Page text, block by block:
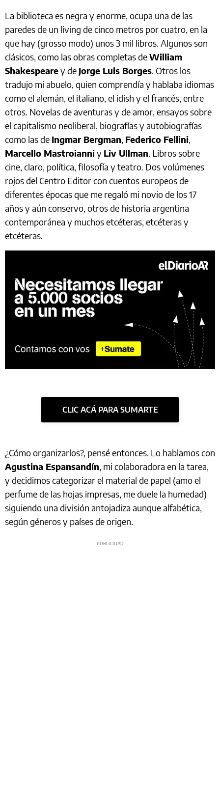
La biblioteca es negra y enorme, ocupa una de las
paredes de un living de cinco metros por cuatro, en la
que hay (grosso modo) unos 3 mil libros. Algunos son
clásicos, como las obras completas deWilliam
Shakespearey de Jorge Luis Borges. Otros los
tradujo mi abuelo, quien comprendía y hablaba idiomas
como el alemán, el italiano, el idish y el francés, entre
otros. Novelas de aventuras y de amor, ensayos sobre
el capitalismo neoliberal, biografías y autobiografías
como las de Ingmar Bergman, Federico Fellini,
Marcello Mastroianniy Liv Ullman. Libros sobre
cine, claro, política, filosofía y teatro. Dos volúmenes
rojos del Centro Editor con cuentos europeos de
diferentes épocas que me regaló mi novio de los 17
años y aún conservo, otros de historia argentina
contemporánea y muchos etcéteras, etcéteras y
etcéteras.
CLIC ACÁ PARA SUMARTE
¿Cómo organizarlos?, pensé entonces. Lo hablamos con
Agustina Espansandín, mi colaboradora en la tarea,
y decidimos categorizar el material de papel (amo el
perfume de las hojas impresas, me duele la humedad)
siguiendo una división antojadiza aunque alfabética,
según géneros y países de origen.